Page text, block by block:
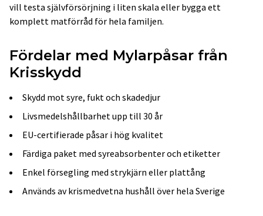
vill testa självförsörjning i liten skala eller bygga ett
komplett matförråd för hela familjen.
Fördelar med Mylarpåsar från
Krisskydd
Skydd mot syre, fukt och skadedjur
Livsmedelshållbarhet upp till 30 år
EU-certifierade påsar i hög kvalitet
Färdiga paket med syreabsorbenter och etiketter
Enkel försegling med strykjärn eller plattång
Används av krismedvetna hushåll över hela Sverige